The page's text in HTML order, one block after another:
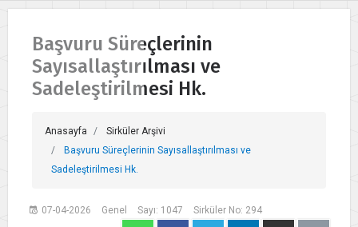
Başvuru Süreçlerinin
Sayısallaştırılması ve
Sadeleştirilmesi Hk.
Anasayfa
Sirküler Arşivi
Başvuru Süreçlerinin Sayısallaştırılması ve
Sadeleştirilmesi Hk.
07-04-2026 Genel Sayı: 1047 Sirküler No: 294